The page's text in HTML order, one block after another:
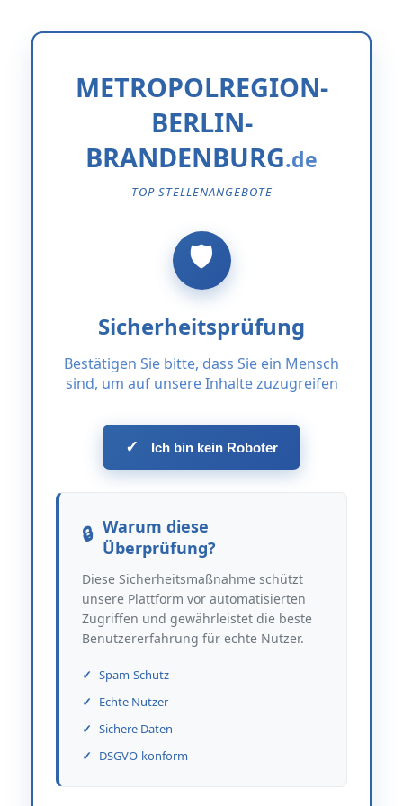
METROPOLREGION-
BERLIN-
BRANDENBURG
TOP STELLENANGEBOTE
Sicherheitsprüfung
Bestätigen Sie bitte, dass Sie ein Mensch
sind, um auf unsere Inhalte zuzugreifen
✓ Ich bin kein Roboter
Warum diese
Überprüfung?
Diese Sicherheitsmaßnahme schützt
unsere Plattform vor automatisierten
Zugriffen und gewährleistet die beste
Benutzererfahrung für echte Nutzer.
Spam-Schutz
Echte Nutzer
Sichere Daten
DSGVO-konform